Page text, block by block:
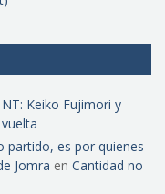
Keiko Fujimori y
partido, es por quienes
Jomra en Cantidad no